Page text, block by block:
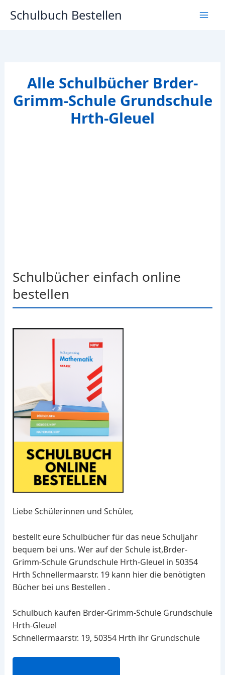
InhaltSchulbuch Bestellen
Alle Schulbücher Brder-
Grimm-Schule Grundschule
Hrth-Gleuel
Schulbücher einfach online
bestellen
Liebe Schülerinnen und Schüler,
bestellt eure Schulbücher für das neue Schuljahr
bequem bei uns. Wer auf der Schule ist,Brder-
Grimm-Schule Grundschule Hrth-Gleuel in 50354
Hrth Schnellermaarstr. 19 kann hier die benötigten
Bücher bei uns Bestellen .
Schulbuch kaufen Brder-Grimm-Schule Grundschule
Hrth-Gleuel
Schnellermaarstr. 19, 50354 Hrth ihr Grundschule